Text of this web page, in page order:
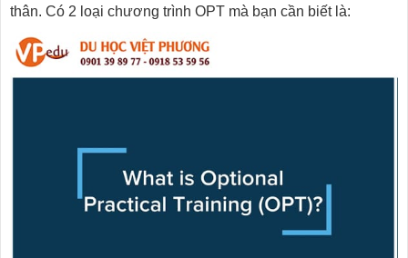
thân. Có 2 loại chương trình OPT mà bạn cần biết là: